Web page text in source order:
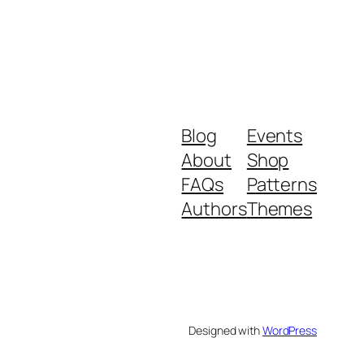
Blog
About
FAQs
Authors
Events
Shop
Patterns
Themes
Designed withWordPress